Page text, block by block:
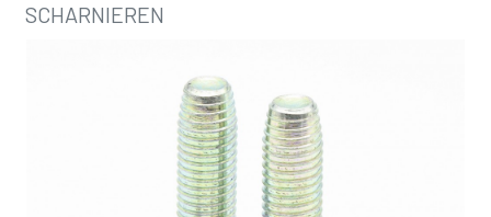
SCHARNIEREN